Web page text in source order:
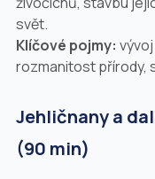
svět.
Klíčové pojmy:
rozmanitost přírody,
Jehličnany a
(90 min)